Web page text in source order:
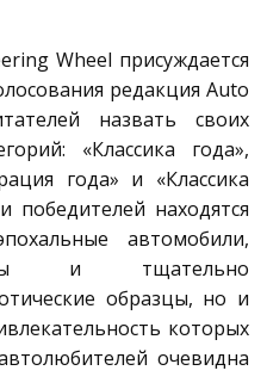
Wheel присуждается
редакция Auto
назвать своих
«Классика года»,
года» и «Классика
победителей находятся
автомобили,
и тщательно
образцы, но и
которых
очевидна